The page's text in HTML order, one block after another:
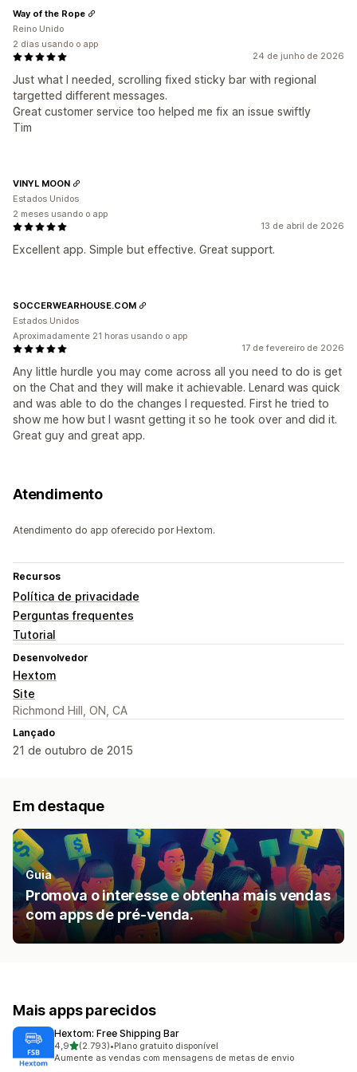
24 de junho de 2026
Just what I needed, scrolling fixed sticky bar with regional
targetted different messages.
Great customer service too helped me fix an issue swiftly
Tim
Way of the Rope
Reino Unido
2 dias usando o app
13 de abril de 2026
Excellent app. Simple but effective. Great support.
VINYL MOON
Estados Unidos
2 meses usando o app
17 de fevereiro de 2026
Any little hurdle you may come across all you need to do is get
on the Chat and they will make it achievable. Lenard was quick
and was able to do the changes I requested. First he tried to
show me how but I wasnt getting it so he took over and did it.
Great guy and great app.
SOCCERWEARHOUSE.COM
Estados Unidos
Aproximadamente 21 horas usando o app
Atendimento
Atendimento do app oferecido por Hextom.
Recursos
Política de privacidade
Perguntas frequentes
Tutorial
Desenvolvedor
Hextom
Site
Richmond Hill, ON, CA
Lançado
21 de outubro de 2015
Em destaque
Guia
Promova o interesse e obtenha mais vendas
com apps de pré-venda.
Mais apps parecidos
Hextom: Free Shipping Bar
4,9de 5 estrelas
(2.793)
2793 avaliações ao todo
•Plano gratuito disponível
Aumente as vendas com mensagens de metas de envio